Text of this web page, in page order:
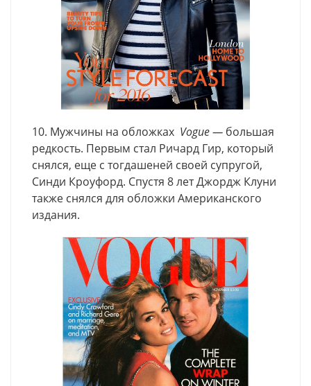
10. Мужчины на обложках Vogue — большая
редкость. Первым стал Ричард Гир, который
снялся, еще с тогдашеней своей супругой,
Синди Кроуфорд. Спустя 8 лет Джордж Клуни
также снялся для обложки Американского
издания.